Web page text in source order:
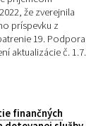
že zverejnila
príspevku z
19. Podpora
aktualizácie č. 1.7.
finančných